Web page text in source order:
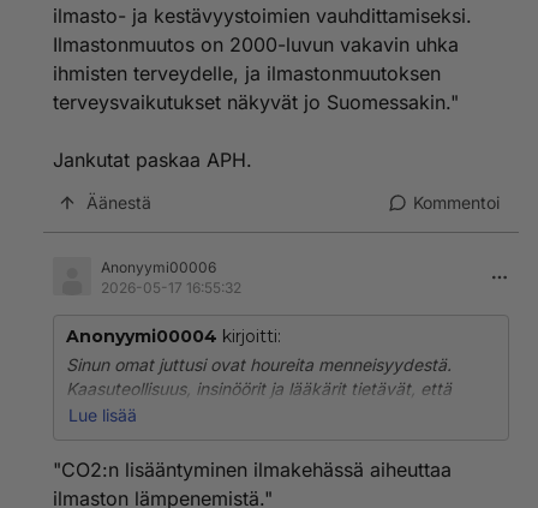
ilmasto- ja kestävyystoimien vauhdittamiseksi.
Ilmastonmuutos on 2000-luvun vakavin uhka
ihmisten terveydelle, ja ilmastonmuutoksen
terveysvaikutukset näkyvät jo Suomessakin."
Jankutat paskaa APH.
Äänestä Kommentoi
Anonyymi00006
2026-05-17 16:55:32
Anonyymi00004 kirjoitti:
Sinun omat juttusi ovat houreita menneisyydestä.
Kaasuteollisuus, insinöörit ja lääkärit tietävät, että
CO2:n lisääntyminen ilmakehässä aiheuttaa ilmaston
Noihin tahoihin sinä olet vedonnut. Postaa yksikin
Lue lisää
"CO2:n lisääntyminen ilmakehässä aiheuttaa
ilmaston lämpenemistä."